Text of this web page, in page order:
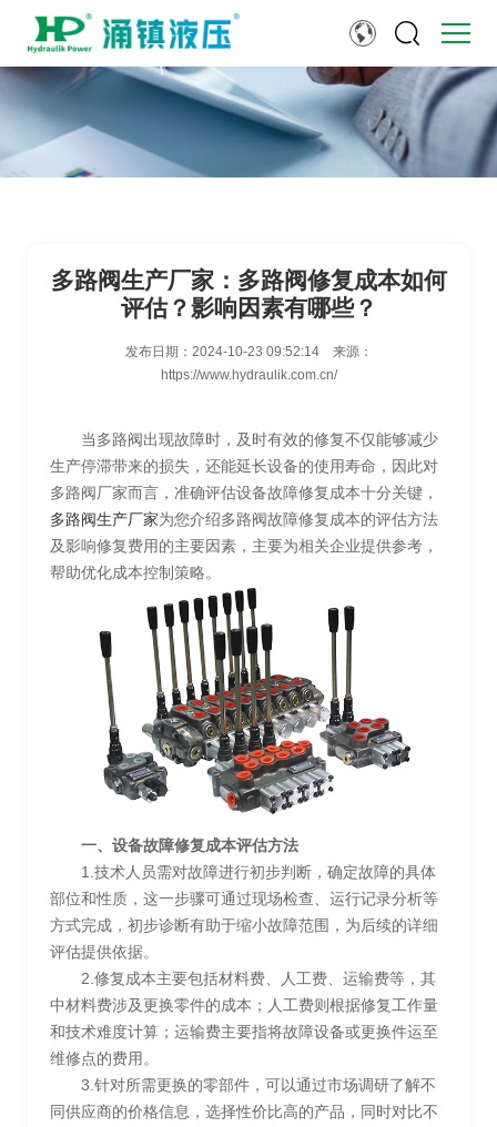
多路阀生产厂家：多路阀修复成本如何
评估？影响因素有哪些？
发布日期： 2024-10-23 09:52:14
来源：
https://www.hydraulik.com.cn/
当多路阀出现故障时，及时有效的修复不仅能够减少
生产停滞带来的损失，还能延长设备的使用寿命，因此对
多路阀厂家而言，准确评估设备故障修复成本十分关键，
多路阀生产厂家为您介绍多路阀故障修复成本的评估方法
及影响修复费用的主要因素，主要为相关企业提供参考，
帮助优化成本控制策略。
一、设备故障修复成本评估方法
1.技术人员需对故障进行初步判断，确定故障的具体
部位和性质，这一步骤可通过现场检查、运行记录分析等
方式完成，初步诊断有助于缩小故障范围，为后续的详细
评估提供依据。
2.修复成本主要包括材料费、人工费、运输费等，其
中材料费涉及更换零件的成本；人工费则根据修复工作量
和技术难度计算；运输费主要指将故障设备或更换件运至
维修点的费用。
3.针对所需更换的零部件，可以通过市场调研了解不
同供应商的价格信息，选择性价比高的产品，同时对比不